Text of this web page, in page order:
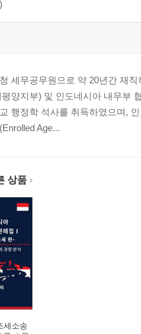
조세소송 관련 용어
조세 판례 검색 방법 안내
세무공무원으로 약 20년간 재
평양지부) 및 인도네시아 내무
행정학 석사를 취득하였으며,
Age...
상품
세소송